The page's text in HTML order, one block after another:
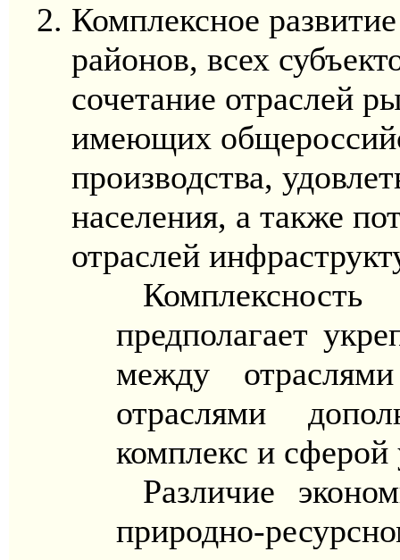
Комплексное
районов, всех
сочетание отраслей
имеющих
производства,
населения, а также
отраслей
предполагает
между
отраслями
комплекс и сферой
Различие
природно-